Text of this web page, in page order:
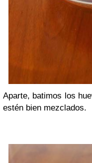
Aparte, batimos los
estén bien mezclados.